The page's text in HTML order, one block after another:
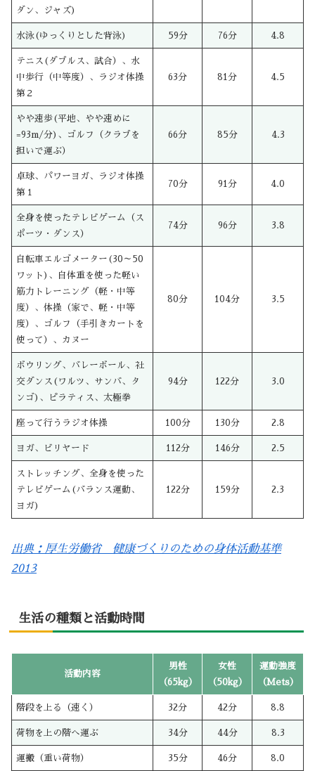
ダン、ジャズ)
水泳(ゆっくりとした背泳) 59分 76分 4.8
テニス(ダブルス、試合）、水
中歩行（中等度）、ラジオ体操
第２
63分 81分 4.5
やや速歩(平地、やや速めに
=93m/分)、ゴルフ（クラブを
担いで運ぶ）
66分 85分 4.3
卓球、パワーヨガ、ラジオ体操
第１
70分 91分 4.0
全身を使ったテレビゲーム（ス
ポーツ・ダンス）
74分 96分 3.8
自転車エルゴメーター(30～50
ワット)、自体重を使った軽い
筋力トレーニング（軽・中等
度）、体操（家で、軽・中等
度）、ゴルフ（手引きカートを
使って）、カヌー
80分 104分 3.5
ボウリング、バレーボール、社
交ダンス(ワルツ、サンバ、タ
ンゴ)、ピラティス、太極拳
94分 122分 3.0
座って行うラジオ体操 100分 130分 2.8
ヨガ、ビリヤード 112分 146分 2.5
ストレッチング、全身を使った
テレビゲーム(バランス運動、
ヨガ)
122分 159分 2.3
出典：厚生労働省 健康づくりのための身体活動基準
2013
生活の種類と活動時間
活動内容
男性
（65kg）
女性
（50kg）
運動強度
（Mets）
階段を上る（速く） 32分 42分 8.8
荷物を上の階へ運ぶ 34分 44分 8.3
運搬（重い荷物） 35分 46分 8.0